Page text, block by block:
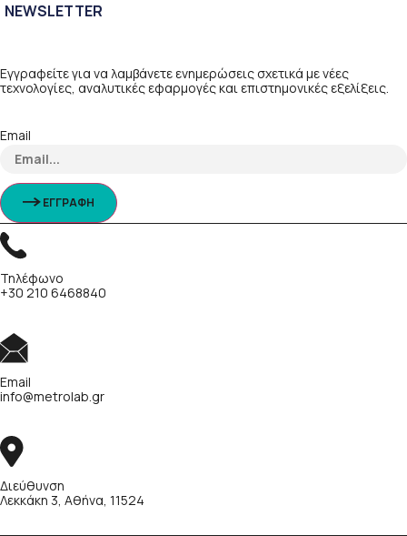
NEWSLETTER
Εγγραφείτε για να λαμβάνετε ενημερώσεις σχετικά με νέες
τεχνολογίες, αναλυτικές εφαρμογές και επιστημονικές εξελίξεις.
Email
ΕΓΓΡΑΦΗ
Τηλέφωνο
+30 210 6468840
Email
info@metrolab.gr
Διεύθυνση
Λεκκάκη 3, Αθήνα, 11524